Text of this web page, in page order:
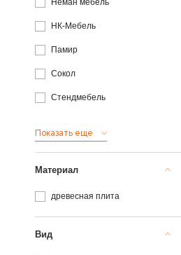
Неман мебель
НК-Мебель
Памир
Сокол
Стендмебель
Показать еще
Материал
древесная плита
Вид